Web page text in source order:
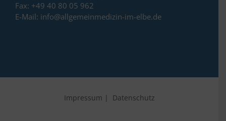
Fax: +49 40 80 05 962
E-Mail: info@allgemeinmedizin-im-elbe.de
Impressum | Datenschutz